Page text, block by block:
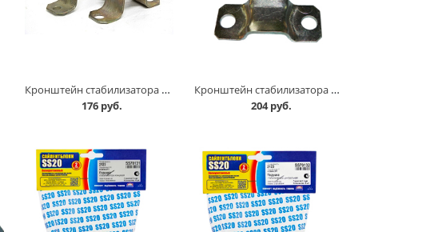
Кронштейн стабилизатора внутр.+наруж. 2101-07, комплект АвтоВАЗ в Кургане
176 руб.
Кронштейн стабилизатора внутр.+наруж. 2121, комплект в Кургане
204 руб.